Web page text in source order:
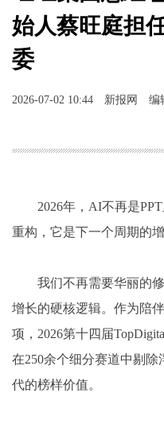
始人蔡旺庭担
委
2026-07-02 10:44 新报网 编
2026年，AI不再是
重构，它是下一个周期的增
我们不再需要华丽的
增长的硬核逻辑。作为陪
项，2026第十四届
在250余个细分赛道中剔
代的榜样价值。